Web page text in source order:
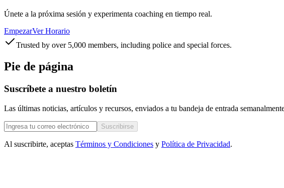
Únete a la próxima sesión y experimenta coaching en tiempo real.
EmpezarVer Horario
Trusted by over 5,000 members, including police and special forces.
Pie de página
Suscríbete a nuestro boletín
Las últimas noticias, artículos y recursos, enviados a tu bandeja de entrada
Suscribirse
Al suscribirte, aceptas Términos y Condiciones y Política de Privacidad.